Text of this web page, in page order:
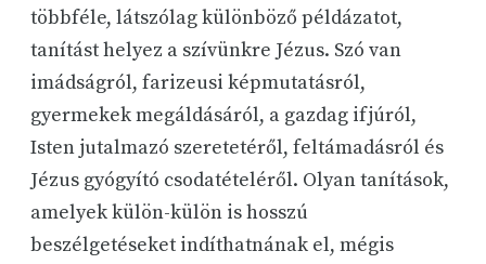
többféle, látszólag különböző példázatot,
tanítást helyez a szívünkre Jézus. Szó van
imádságról, farizeusi képmutatásról,
gyermekek megáldásáról, a gazdag ifjúról,
Isten jutalmazó szeretetéről, feltámadásról és
Jézus gyógyító csodatételéről. Olyan tanítások,
amelyek külön-külön is hosszú
beszélgetéseket indíthatnának el, mégis